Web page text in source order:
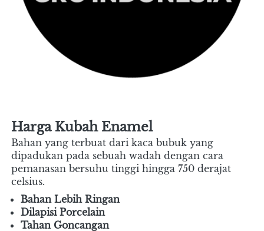
Harga Kubah Enamel
Bahan yang terbuat dari kaca bubuk yang
dipadukan pada sebuah wadah dengan cara
pemanasan bersuhu tinggi hingga 750 derajat
celsius.